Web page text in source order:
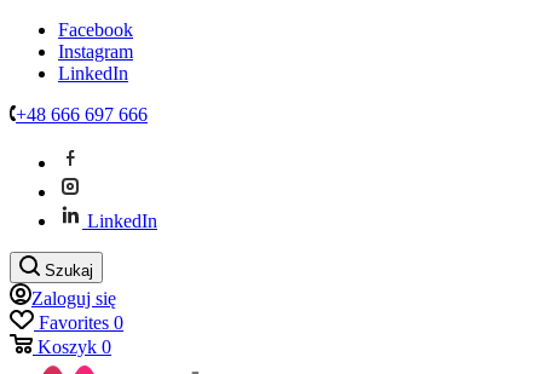
Facebook
Instagram
LinkedIn
+48 666 697 666
LinkedIn
Szukaj
Zaloguj się
Favorites 0
Koszyk 0